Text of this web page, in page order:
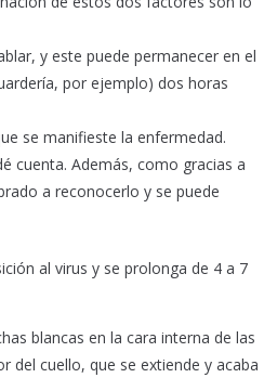
y este puede permanecer en el
por ejemplo) dos horas
se manifieste la enfermedad.
cuenta. Además, como gracias a
a reconocerlo y se puede
al virus y se prolonga de 4 a 7
blancas en la cara interna de las
del cuello, que se extiende y acaba